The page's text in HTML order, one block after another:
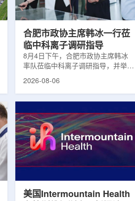
请求进行，重点评估该国癌症防控能
力和实际需求。6月9日至11日，专
合肥市政协主席韩冰一行莅
临中科离子调研指导
8月4日下午，合肥市政协主席韩冰
率队莅临中科离子调研指导，并举行
座谈交流。市人大常委会副主任雍凤
中国科学院合肥物质科学研究院副院
长宋云涛，中科离子董事长刘璐，总
经理陈永华，副总经理丁开忠、李
俊、光若怀陪同。韩冰一行详细了解
中科离子产业布局、经营情况，重点
围绕核医疗及高端装备关键技术突
2026-08-06
美国Intermountain Health